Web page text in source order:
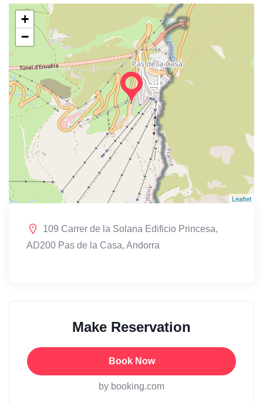
+
−
Leaflet
109 Carrer de la Solana Edificio Princesa,
AD200 Pas de la Casa, Andorra
Make Reservation
Book Now
by booking.com